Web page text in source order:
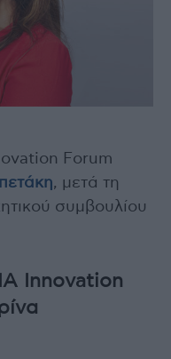
Forum
, μετά τη
συμβουλίου
Innovation